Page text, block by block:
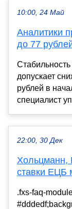
10:00, 24 Май
Аналитики
до 77
допускает
рублей в
специалист
22:00, 30 Дек
ставки ЕЦБ
.fxs-faq-